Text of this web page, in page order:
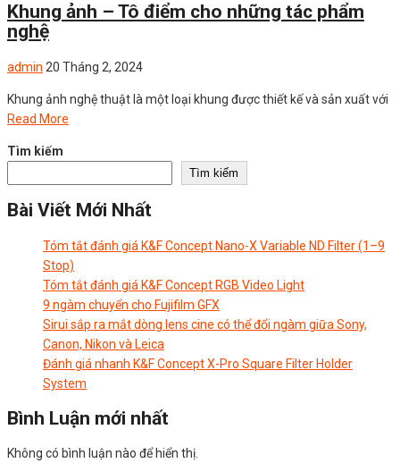
Khung ảnh – Tô điểm cho những tác phẩm
nghệ
admin 20 Tháng 2, 2024
Khung ảnh nghệ thuật là một loại khung được thiết kế và sản xuất với
Read More
Tìm kiếm
Tìm kiếm
Bài Viết Mới Nhất
Tóm tắt đánh giá K&F Concept Nano-X Variable ND Filter (1–9
Stop)
Tóm tắt đánh giá K&F Concept RGB Video Light
9 ngàm chuyển cho Fujifilm GFX
Sirui sắp ra mắt dòng lens cine có thể đổi ngàm giữa Sony,
Canon, Nikon và Leica
Đánh giá nhanh K&F Concept X-Pro Square Filter Holder
System
Bình Luận mới nhất
Không có bình luận nào để hiển thị.